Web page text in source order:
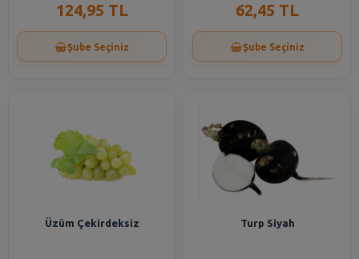
124,95 TL
Şube Seçiniz
62,45 TL
Şube Seçiniz
Üzüm Çekirdeksiz Turp Siyah